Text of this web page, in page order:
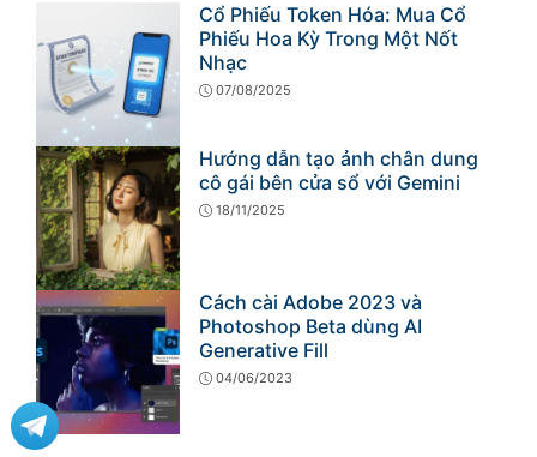
Cổ Phiếu Token Hóa: Mua Cổ
Phiếu Hoa Kỳ Trong Một Nốt
Nhạc
07/08/2025
Hướng dẫn tạo ảnh chân dung
cô gái bên cửa sổ với Gemini
18/11/2025
Cách cài Adobe 2023 và
Photoshop Beta dùng AI
Generative Fill
04/06/2023